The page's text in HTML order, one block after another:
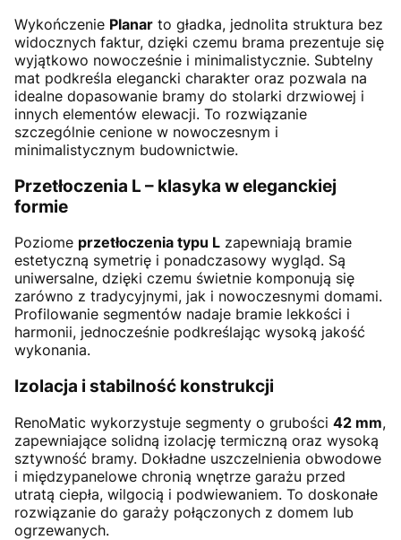
Wykończenie Planar to gładka, jednolita struktura bez
widocznych faktur, dzięki czemu brama prezentuje się
wyjątkowo nowocześnie i minimalistycznie. Subtelny
mat podkreśla elegancki charakter oraz pozwala na
idealne dopasowanie bramy do stolarki drzwiowej i
innych elementów elewacji. To rozwiązanie
szczególnie cenione w nowoczesnym i
minimalistycznym budownictwie.
Przetłoczenia L – klasyka w eleganckiej
formie
Poziome przetłoczenia typu L zapewniają bramie
estetyczną symetrię i ponadczasowy wygląd. Są
uniwersalne, dzięki czemu świetnie komponują się
zarówno z tradycyjnymi, jak i nowoczesnymi domami.
Profilowanie segmentów nadaje bramie lekkości i
harmonii, jednocześnie podkreślając wysoką jakość
wykonania.
Izolacja i stabilność konstrukcji
RenoMatic wykorzystuje segmenty o grubości 42 mm,
zapewniające solidną izolację termiczną oraz wysoką
sztywność bramy. Dokładne uszczelnienia obwodowe
i międzypanelowe chronią wnętrze garażu przed
utratą ciepła, wilgocią i podwiewaniem. To doskonałe
rozwiązanie do garaży połączonych z domem lub
ogrzewanych.